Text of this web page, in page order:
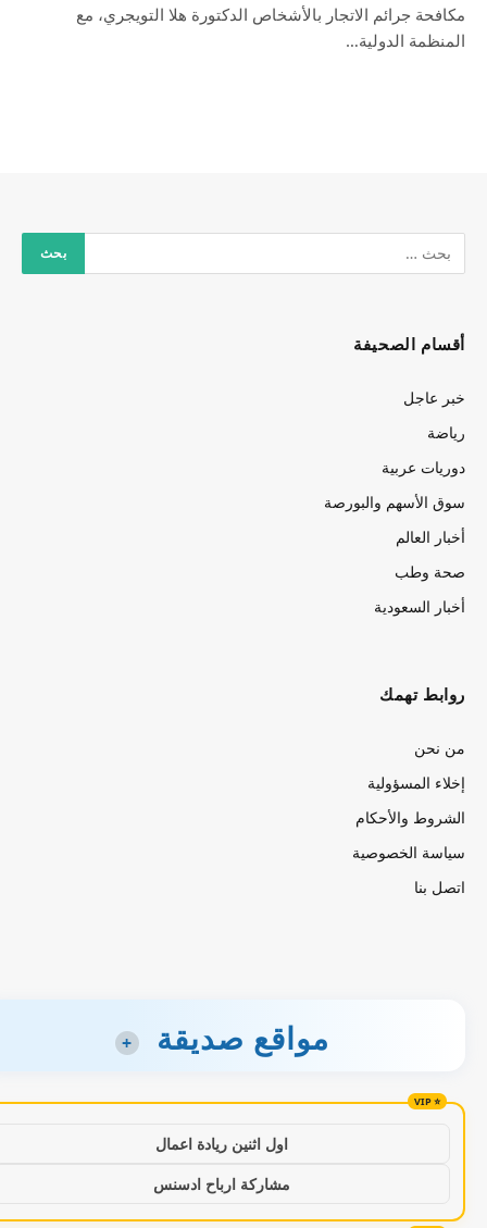
مكافحة جرائم الاتجار بالأشخاص الدكتورة هلا التويجري، مع
المنظمة الدولية…
أقسام الصحيفة
خبر عاجل
رياضة
دوريات عربية
سوق الأسهم والبورصة
أخبار العالم
صحة وطب
أخبار السعودية
روابط تهمك
من نحن
إخلاء المسؤولية
الشروط والأحكام
سياسة الخصوصية
اتصل بنا
مواقع صديقة +
اول اثنين ريادة اعمال
مشاركة ارباح ادسنس